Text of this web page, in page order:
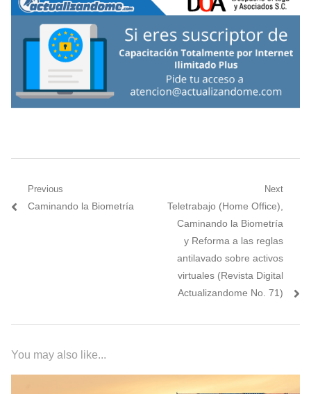
Navegación
Previous
Previous
Caminando la Biometría
Next
Next
post:
Teletrabajo (Home Office),
Caminando la Biometría
y Reforma a las reglas
antilavado sobre activos
virtuales (Revista Digital
Actualizandome No. 71)
You may also like...